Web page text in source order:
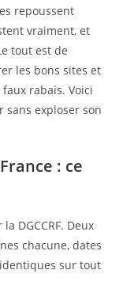
repoussent
vraiment, et
tout est de
les bons sites et
rabais. Voici
sans exploser son
: ce
DGCCRF. Deux
chacune, dates
sur tout